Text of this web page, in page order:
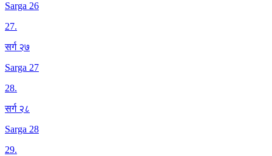
Sarga 26
27.
सर्ग २७
Sarga 27
28.
सर्ग २८
Sarga 28
29.